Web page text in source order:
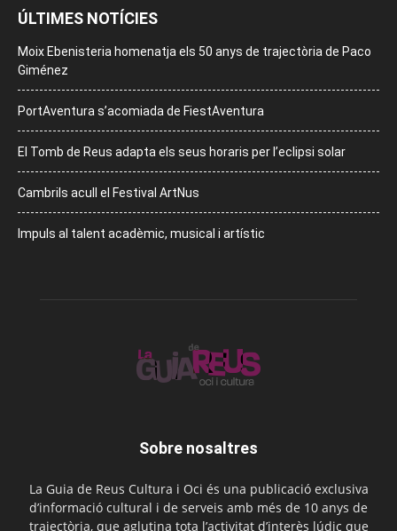
ÚLTIMES NOTÍCIES
Moix Ebenisteria homenatja els 50 anys de trajectòria de Paco
Giménez
PortAventura s’acomiada de FiestAventura
El Tomb de Reus adapta els seus horaris per l’eclipsi solar
Cambrils acull el Festival ArtNus
Impuls al talent acadèmic, musical i artístic
Sobre nosaltres
La Guia de Reus Cultura i Oci és una publicació exclusiva
d’informació cultural i de serveis amb més de 10 anys de
trajectòria, que aglutina tota l’activitat d’interès lúdic que